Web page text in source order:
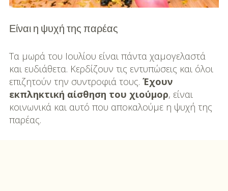
Είναι η ψυχή της παρέας
Τα μωρά του Ιουλίου είναι πάντα χαμογελαστά
και ευδιάθετα. Κερδίζουν τις εντυπώσεις και όλοι
επιζητούν την συντροφιά τους. Έχουν
εκπληκτική αίσθηση του χιούμορ, είναι
κοινωνικά και αυτό που αποκαλούμε η ψυχή της
παρέας.